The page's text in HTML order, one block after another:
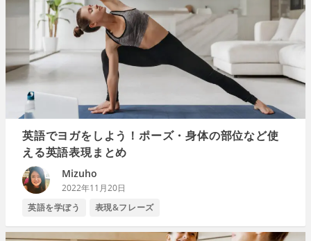
英語でヨガをしよう！ポーズ・身体の部位など使
える英語表現まとめ
Mizuho
2022年11月20日
英語を学ぼう
表現&フレーズ